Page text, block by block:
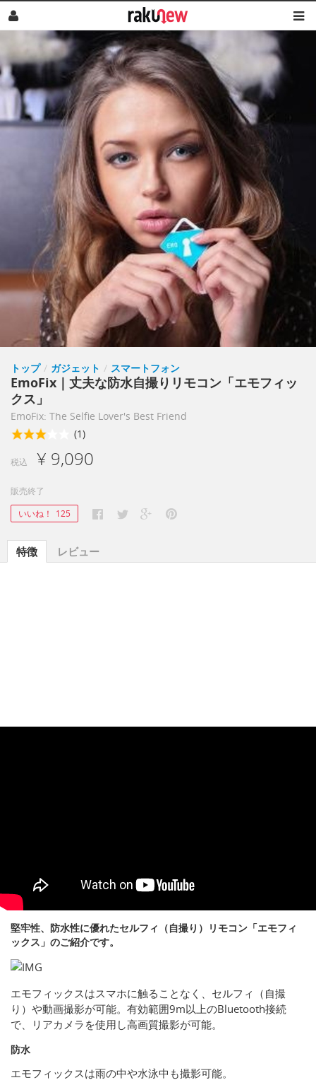
トップ / ガジェット / スマートフォン
EmoFix｜丈夫な防水自撮りリモコン「エモフィッ
クス」
EmoFix: The Selfie Lover's Best Friend
(1)
税込 ¥ 9,090
販売終了
いいね！
125
特徴 レビュー
堅牢性、防水性に優れたセルフィ（自撮り）リモコン「エモフィ
ックス」のご紹介です。
エモフィックスはスマホに触ることなく、セルフィ（自撮
り）や動画撮影が可能。有効範囲9m以上のBluetooth接続
で、リアカメラを使用し高画質撮影が可能。
防水
エモフィックスは雨の中や水泳中も撮影可能。